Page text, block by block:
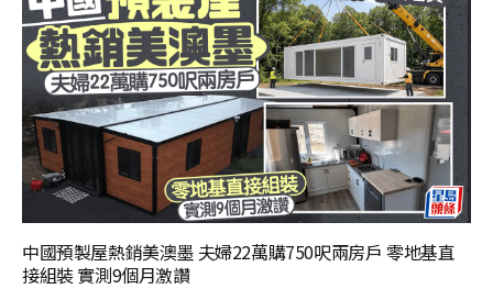
中國預製屋熱銷美澳墨 夫婦22萬購750呎兩房戶 零地基直
接組裝 實測9個月激讚